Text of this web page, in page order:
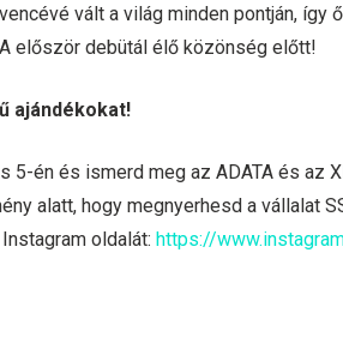
vált a világ minden pontján, így
először debütál élő közönség előtt!
ajándékokat!
én és ismerd meg az ADATA és az
alatt, hogy megnyerhesd a vállalat
Instagram oldalát:https://